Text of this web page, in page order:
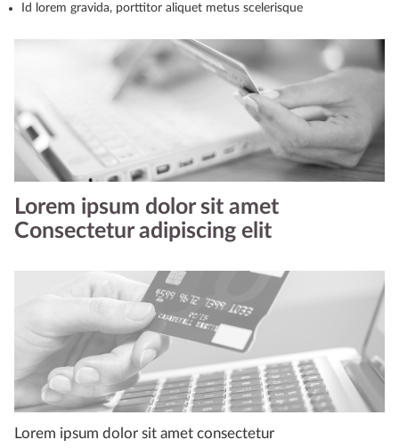
Id lorem gravida, porttitor aliquet metus scelerisque
Lorem ipsum dolor sit amet
Consectetur adipiscing elit
Lorem ipsum dolor sit amet consectetur